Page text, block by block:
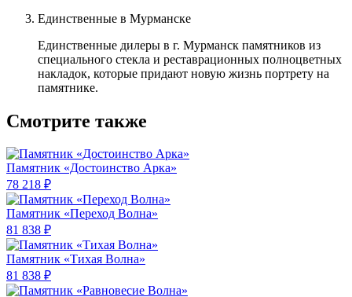
Единственные в Мурманске
Единственные дилеры в г. Мурманск памятников из
специального стекла и реставрационных полноцветных
накладок, которые придают новую жизнь портрету на
памятнике.
Смотрите также
Памятник «Достоинство Арка»
78 218 ₽
Памятник «Переход Волна»
81 838 ₽
Памятник «Тихая Волна»
81 838 ₽